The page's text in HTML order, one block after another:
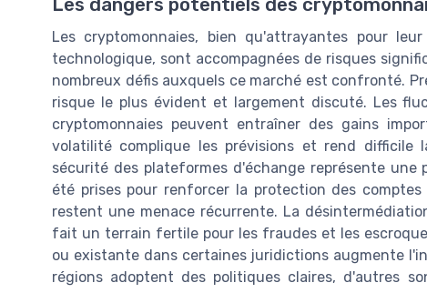
Les dangers potentiels des
Les cryptomonnaies, bien qu'attrayantes pour
technologique, sont accompagnées de risques
nombreux défis auxquels ce marché est confronté.
risque le plus évident et largement discuté. Les
cryptomonnaies peuvent entraîner des gains
volatilité complique les prévisions et rend difficile
sécurité des plateformes d'échange représente
été prises pour renforcer la protection des
restent une menace récurrente. La
fait un terrain fertile pour les fraudes et les
ou existante dans certaines juridictions augmente
régions adoptent des politiques claires, d'autres